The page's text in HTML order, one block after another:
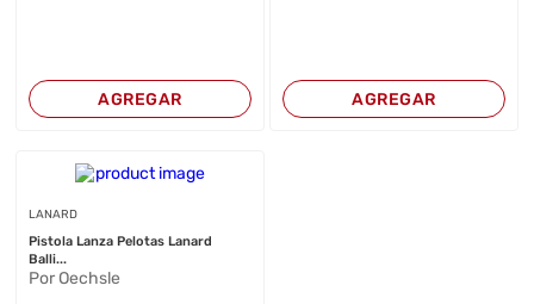
AGREGAR AGREGAR
LANARD
Pistola Lanza Pelotas Lanard
Balli...
Por Oechsle